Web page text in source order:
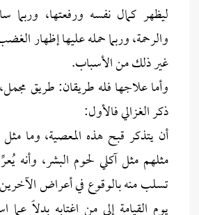
ليظهر كمال نفسه ورفعتها، وربما
والرحمة، وربما حمله عليها إظهار
غير ذلك من الأسباب.
وأما علاجها فله طريقان: طريق
ذكر الغزالي فالأول:
أن يتذكر قبح هذه المعصية، وما مثل
مثلهم مثل آكلي لحوم البشر، وأنه
تسلب منه بالوقوع في أعراض